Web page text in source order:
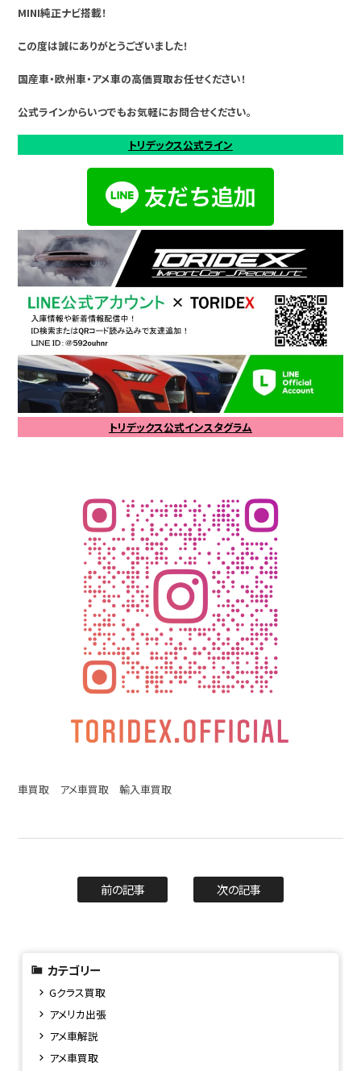
MINI純正ナビ搭載！
この度は誠にありがとうございました！
国産車・欧州車・アメ車の高価買取お任せください！
公式ラインからいつでもお気軽にお問合せください。
トリデックス公式ライン
トリデックス公式インスタグラム
車買取 アメ車買取 輸入車買取
前の記事 次の記事
カテゴリー
Gクラス買取
アメリカ出張
アメ車解説
アメ車買取